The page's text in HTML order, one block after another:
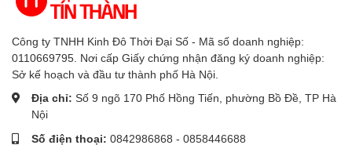
Điều khiển tivi LG 75UA8450PSA dễ dàng với AI magic
và bánh xe cuộn, trỏ và nhấp để sử dụng cảm biến như
chuột không dây hoặc chỉ cần ra lệnh bằng giọng nói.
Hình ảnh chỉ mang tính chất minh họa sản phẩm
Công ty TNHH Kinh Đô Thời Đại Số - Mã số doanh nghiệp:
0110669795. Nơi cấp Giấy chứng nhận đăng ký doanh nghiệp:
Sở kế hoạch và đầu tư thành phố Hà Nội.
Địa chỉ: Số 9 ngõ 170 Phố Hồng Tiến, phường Bồ Đề, TP Hà
Nội
Số điện thoại: 0842986868 - 0858446688